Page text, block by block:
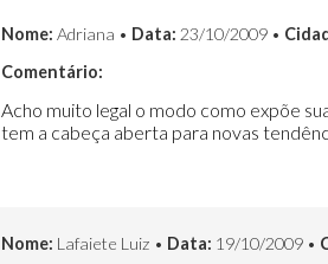
Nome: Adriana • Data: 23/10/2009 •
Comentário:
Acho muito legal o modo como expõe
tem a cabeça aberta para novas
Nome: Lafaiete Luiz • Data: 19/10/2009 •